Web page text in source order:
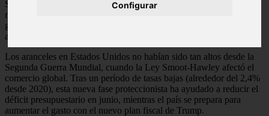
Configurar
Solo China, Canadá y la Unión Europea han respondido con
medidas similares, aunque sin éxito. China, en particular, ha visto
gravados sus productos con aranceles del 30%, lo que la ha llevado
a implementar estímulos fiscales para mitigar el impacto económico.
Los aranceles en Estados Unidos no habían sido tan altos desde la
Segunda Guerra Mundial, cuando la Ley Smoot-Hawley afectó el
comercio global. Tras un período de tasas bajas (alrededor del 2,4%
desde 2020), esta nueva fase proteccionista ha ayudado a reducir el
déficit presupuestario en junio, mientras el país se prepara para
aumentar el gasto con el nuevo plan fiscal de Trump.